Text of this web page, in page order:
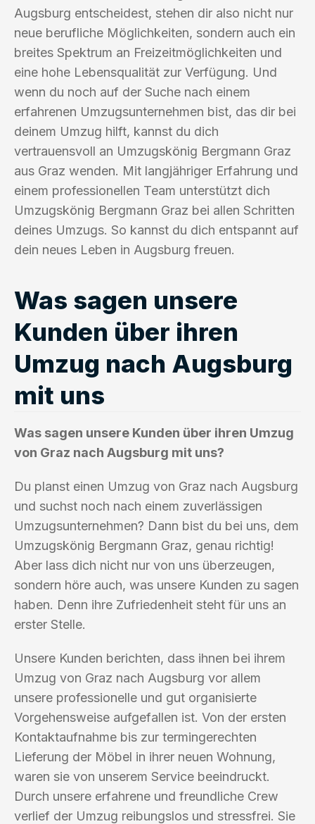
Augsburg entscheidest, stehen dir also nicht nur
neue berufliche Möglichkeiten, sondern auch ein
breites Spektrum an Freizeitmöglichkeiten und
eine hohe Lebensqualität zur Verfügung. Und
wenn du noch auf der Suche nach einem
erfahrenen Umzugsunternehmen bist, das dir bei
deinem Umzug hilft, kannst du dich
vertrauensvoll an Umzugskönig Bergmann Graz
aus Graz wenden. Mit langjähriger Erfahrung und
einem professionellen Team unterstützt dich
Umzugskönig Bergmann Graz bei allen Schritten
deines Umzugs. So kannst du dich entspannt auf
dein neues Leben in Augsburg freuen.
Was sagen unsere
Kunden über ihren
Umzug nach Augsburg
mit uns
Was sagen unsere Kunden über ihren Umzug
von Graz nach Augsburg mit uns?
Du planst einen Umzug von Graz nach Augsburg
und suchst noch nach einem zuverlässigen
Umzugsunternehmen? Dann bist du bei uns, dem
Umzugskönig Bergmann Graz, genau richtig!
Aber lass dich nicht nur von uns überzeugen,
sondern höre auch, was unsere Kunden zu sagen
haben. Denn ihre Zufriedenheit steht für uns an
erster Stelle.
Unsere Kunden berichten, dass ihnen bei ihrem
Umzug von Graz nach Augsburg vor allem
unsere professionelle und gut organisierte
Vorgehensweise aufgefallen ist. Von der ersten
Kontaktaufnahme bis zur termingerechten
Lieferung der Möbel in ihrer neuen Wohnung,
waren sie von unserem Service beeindruckt.
Durch unsere erfahrene und freundliche Crew
verlief der Umzug reibungslos und stressfrei. Sie